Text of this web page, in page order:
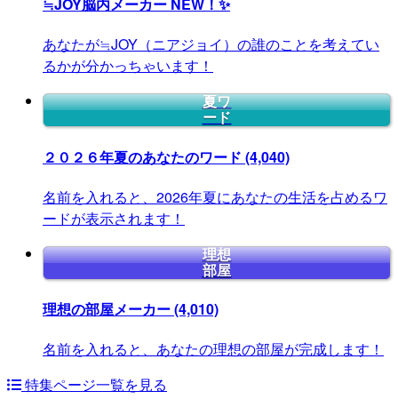
あなたが≒JOY（ニアジョイ）の誰のことを考えてい
るかが分かっちゃいます！
夏ワ
ード
２０２６年夏のあなたのワード (4,040)
名前を入れると、2026年夏にあなたの生活を占めるワ
ードが表示されます！
理想
部屋
理想の部屋メーカー(4,010)
名前を入れると、あなたの理想の部屋が完成します！
特集ページ一覧を見る